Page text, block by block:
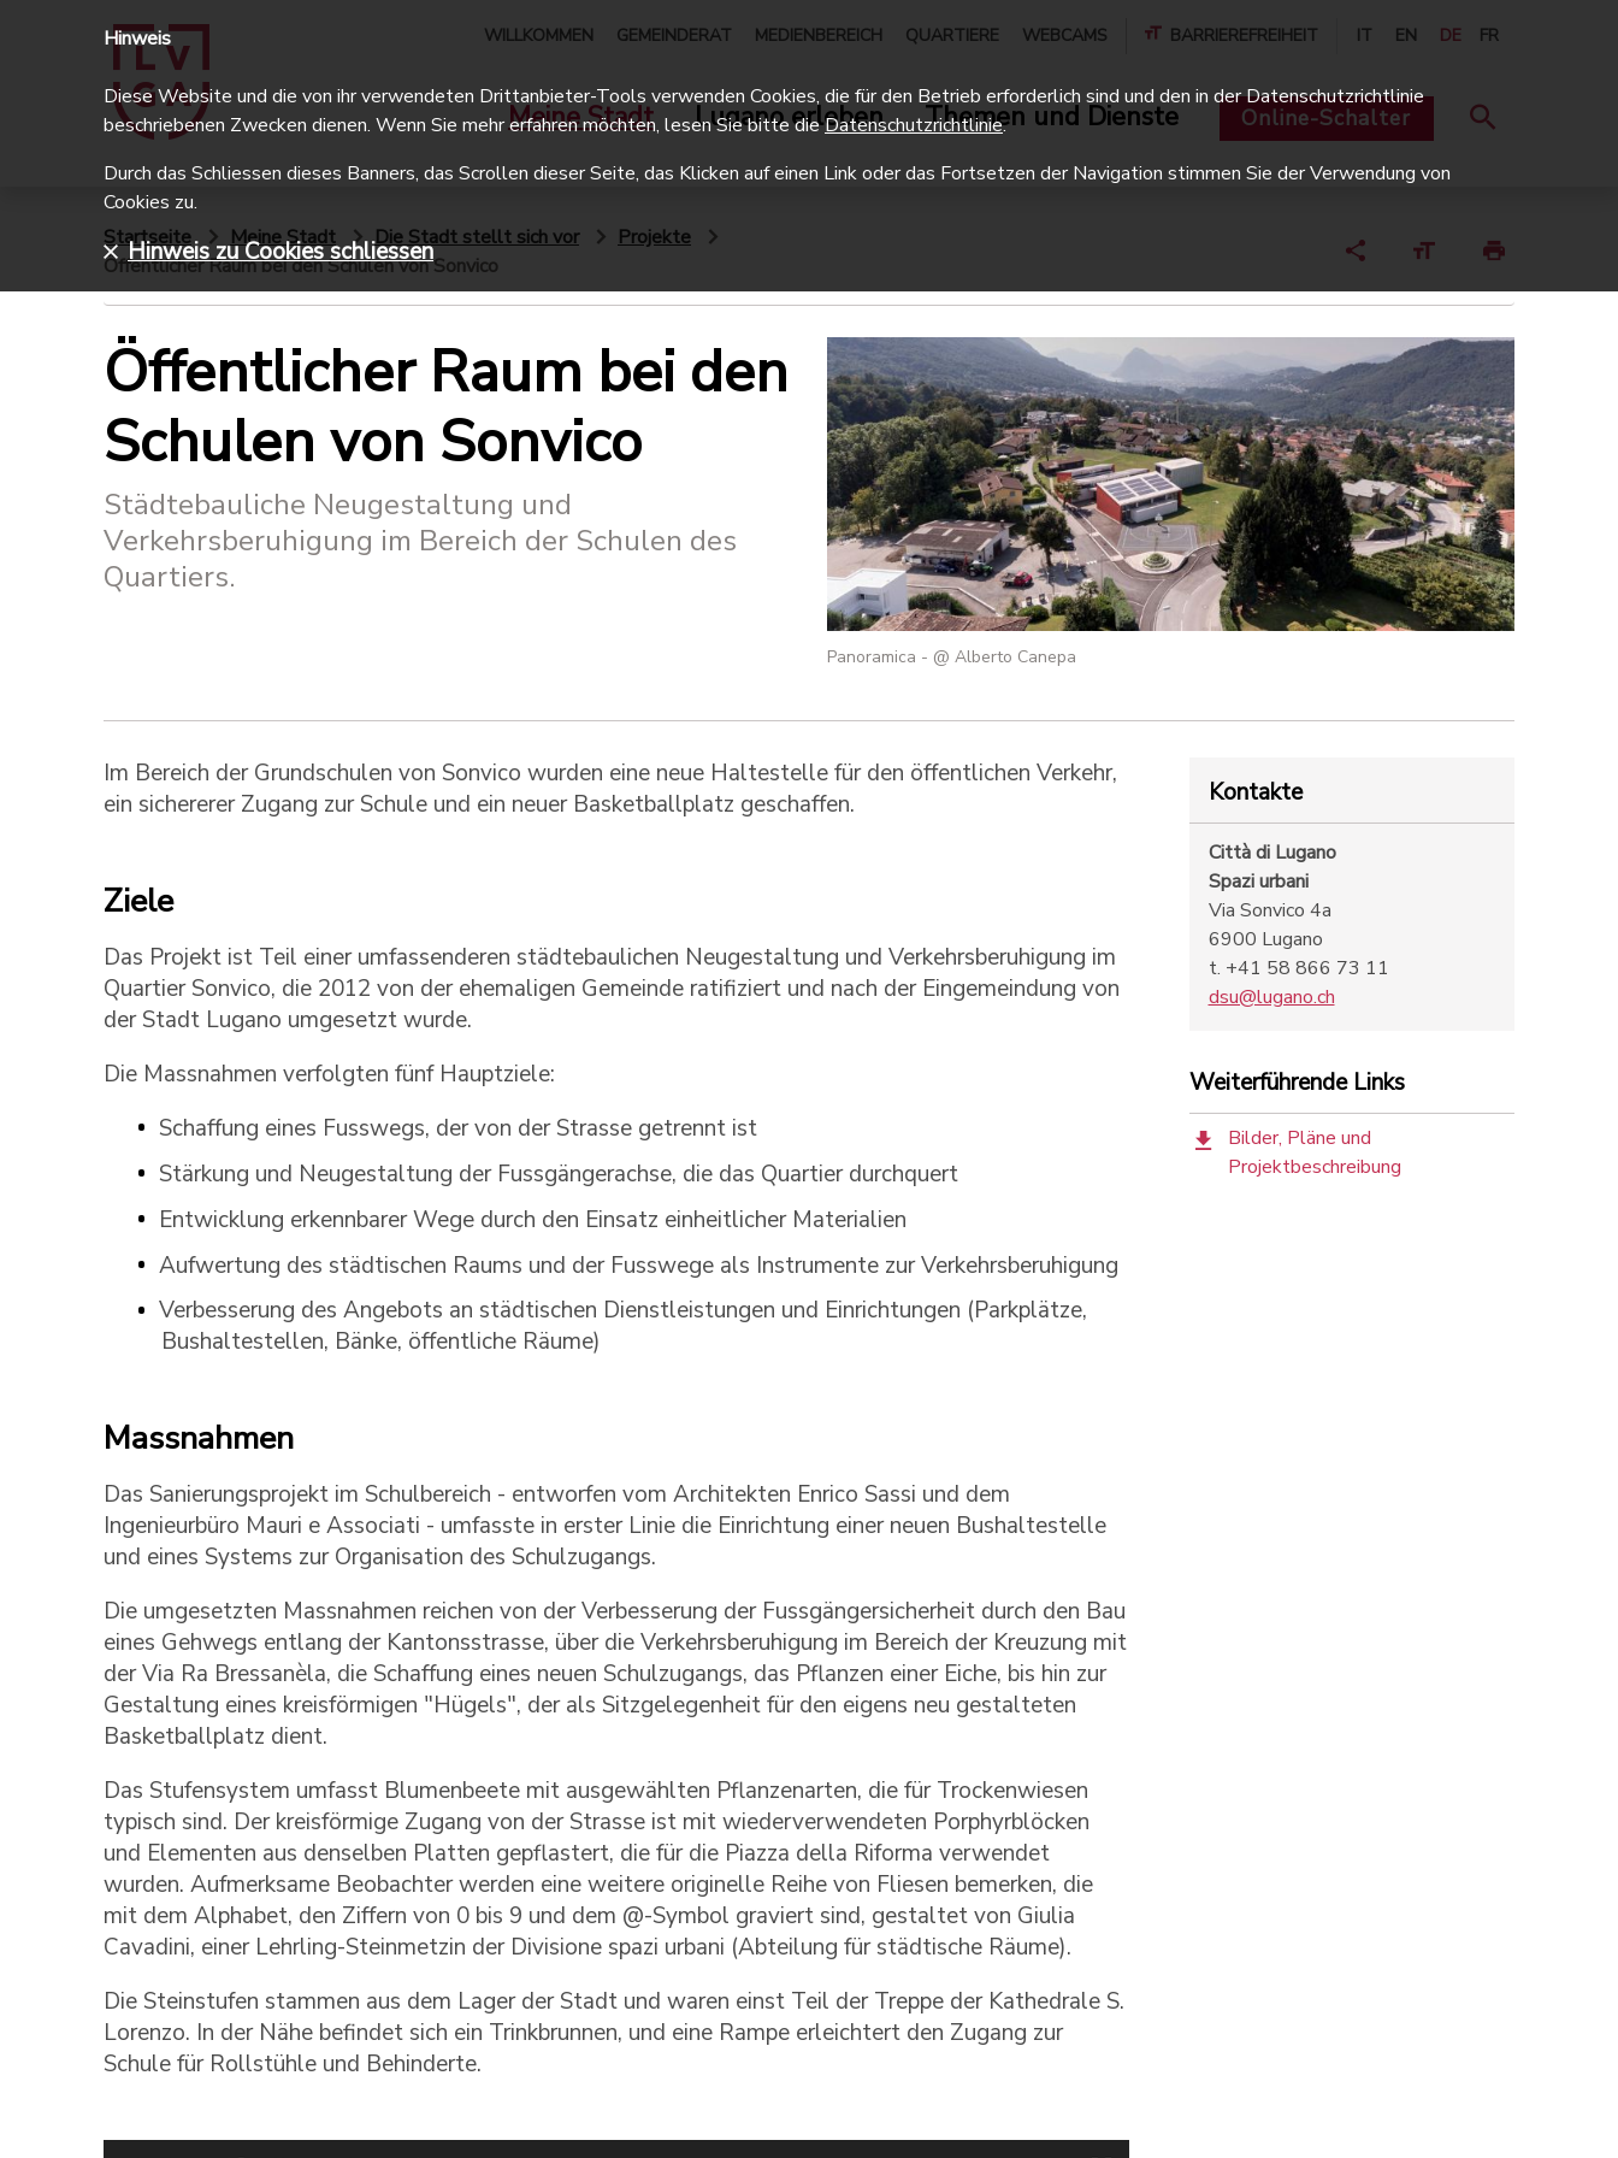
WILLKOMMEN GEMEINDERAT MEDIENBEREICH QUARTIERE WEBCAMS BARRIEREFREIHEIT IT EN DE FR
Meine Stadt Lugano erleben Themen und Dienste Online-Schalter
Startseite Meine Stadt Die Stadt stellt sich vor
Projekte
Öffentlicher Raum bei den Schulen von Sonvico
Öffentlicher Raum bei den
Schulen von Sonvico
Städtebauliche Neugestaltung und
Verkehrsberuhigung im Bereich der Schulen des
Quartiers.
Panoramica - @ Alberto Canepa
Im Bereich der Grundschulen von Sonvico wurden eine neue Haltestelle für den öffentlichen Verkehr,
ein sichererer Zugang zur Schule und ein neuer Basketballplatz geschaffen.
Ziele
Das Projekt ist Teil einer umfassenderen städtebaulichen Neugestaltung und Verkehrsberuhigung im
Quartier Sonvico, die 2012 von der ehemaligen Gemeinde ratifiziert und nach der Eingemeindung von
der Stadt Lugano umgesetzt wurde.
Die Massnahmen verfolgten fünf Hauptziele:
Schaffung eines Fusswegs, der von der Strasse getrennt ist
Stärkung und Neugestaltung der Fussgängerachse, die das Quartier durchquert
Entwicklung erkennbarer Wege durch den Einsatz einheitlicher Materialien
Aufwertung des städtischen Raums und der Fusswege als Instrumente zur Verkehrsberuhigung
Verbesserung des Angebots an städtischen Dienstleistungen und Einrichtungen (Parkplätze,
Bushaltestellen, Bänke, öffentliche Räume)
Massnahmen
Das Sanierungsprojekt im Schulbereich - entworfen vom Architekten Enrico Sassi und dem
Ingenieurbüro Mauri e Associati - umfasste in erster Linie die Einrichtung einer neuen Bushaltestelle
und eines Systems zur Organisation des Schulzugangs.
Die umgesetzten Massnahmen reichen von der Verbesserung der Fussgängersicherheit durch den Bau
eines Gehwegs entlang der Kantonsstrasse, über die Verkehrsberuhigung im Bereich der Kreuzung mit
der Via Ra Bressanèla, die Schaffung eines neuen Schulzugangs, das Pflanzen einer Eiche, bis hin zur
Gestaltung eines kreisförmigen "Hügels", der als Sitzgelegenheit für den eigens neu gestalteten
Basketballplatz dient.
Das Stufensystem umfasst Blumenbeete mit ausgewählten Pflanzenarten, die für Trockenwiesen
typisch sind. Der kreisförmige Zugang von der Strasse ist mit wiederverwendeten Porphyrblöcken
und Elementen aus denselben Platten gepflastert, die für die Piazza della Riforma verwendet
wurden. Aufmerksame Beobachter werden eine weitere originelle Reihe von Fliesen bemerken, die
mit dem Alphabet, den Ziffern von 0 bis 9 und dem @-Symbol graviert sind, gestaltet von Giulia
Cavadini, einer Lehrling-Steinmetzin der Divisione spazi urbani (Abteilung für städtische Räume).
Die Steinstufen stammen aus dem Lager der Stadt und waren einst Teil der Treppe der Kathedrale S.
Lorenzo. In der Nähe befindet sich ein Trinkbrunnen, und eine Rampe erleichtert den Zugang zur
Schule für Rollstühle und Behinderte.
Kontakte
Città di Lugano
Spazi urbani
Via Sonvico 4a
6900 Lugano
t. +41 58 866 73 11
dsu@lugano.ch
Weiterführende Links
Bilder, Pläne und
Projektbeschreibung
Hinweis
Diese Website und die von ihr verwendeten Drittanbieter-Tools verwenden Cookies, die für den Betrieb erforderlich sind und den in der Datenschutzrichtlinie
beschriebenen Zwecken dienen. Wenn Sie mehr erfahren möchten, lesen Sie bitte dieDatenschutzrichtlinie.
Durch das Schliessen dieses Banners, das Scrollen dieser Seite, das Klicken auf einen Link oder das Fortsetzen der Navigation stimmen Sie der Verwendung von
Cookies zu.
Hinweis zu Cookies schliessen